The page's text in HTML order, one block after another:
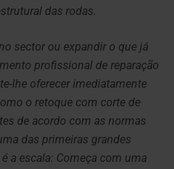
das rodas.
sector ou expandir o que já
profissional de reparação
lhe oferecer imediatamente
o retoque com corte de
de acordo com as normas
das primeiras grandes
a escala: Começa com uma